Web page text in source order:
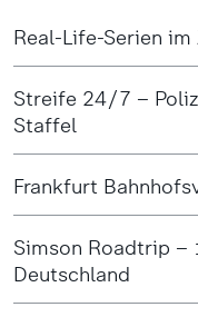
Real-Life-Serien
Streife 24/7 –
Staffel
Frankfurt
Simson Roadtrip –
Deutschland